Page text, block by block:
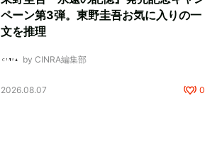
ペーン第3弾。東野圭吾お気に入りの一
文を推理
by CINRA編集部
2026.08.07 0